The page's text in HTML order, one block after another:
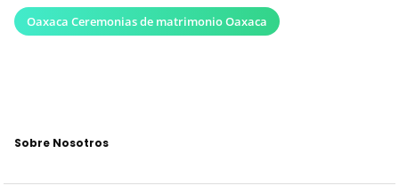
Oaxaca Ceremonias de matrimonio Oaxaca
Sobre Nosotros